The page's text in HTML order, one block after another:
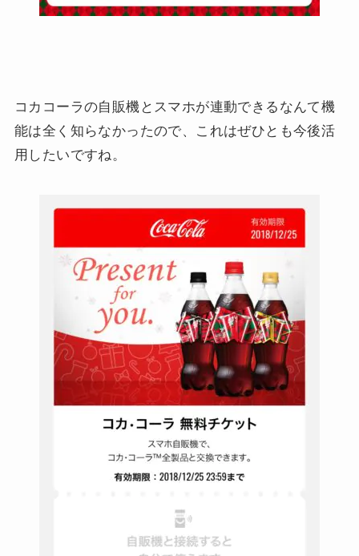
コカコーラの自販機とスマホが連動できるなんて機
能は全く知らなかったので、これはぜひとも今後活
用したいですね。